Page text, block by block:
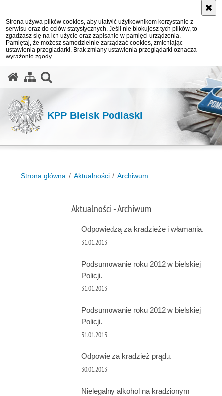
Strona używa plików cookies, aby ułatwić użytkownikom korzystanie z
serwisu oraz do celów statystycznych. Jeśli nie blokujesz tych plików, to
zgadzasz się na ich użycie oraz zapisanie w pamięci urządzenia.
Pamiętaj, że możesz samodzielnie zarządzać cookies, zmieniając
ustawienia przeglądarki. Brak zmiany ustawienia przeglądarki oznacza
wyrażenie zgody.
KPP Bielsk Podlaski
Strona główna Aktualności Archiwum
Aktualności - Archiwum
Odpowiedzą za kradzieże i włamania.
31.01.2013
Podsumowanie roku 2012 w bielskiej
Policji.
31.01.2013
Podsumowanie roku 2012 w bielskiej
Policji.
31.01.2013
Odpowie za kradzież prądu.
30.01.2013
Nielegalny alkohol na kradzionym